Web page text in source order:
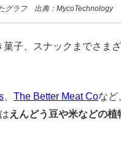
グラフ 出典：MycoTechnology
子、スナックまでさま
The Better Meat Coなど
えんどう豆や米などの